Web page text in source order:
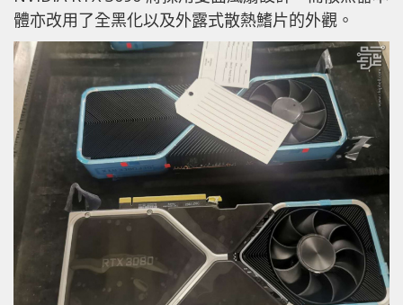
體亦改用了全黑化以及外露式散熱鰭片的外觀。